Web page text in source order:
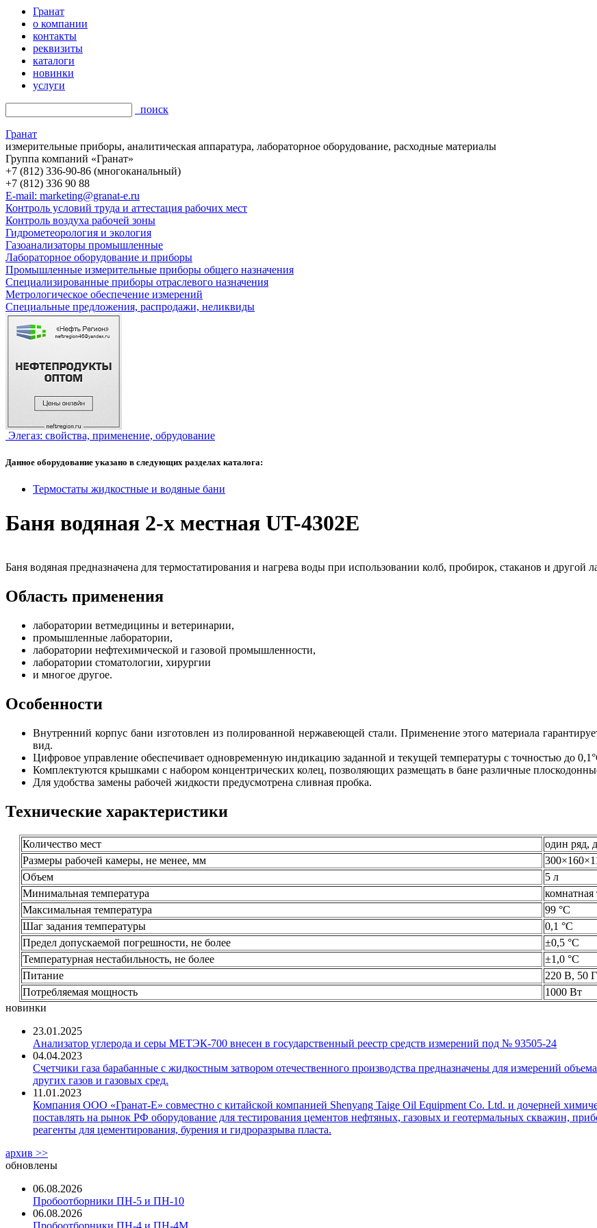
Гранат
о компании
контакты
реквизиты
каталоги
новинки
услуги
поиск
Гранат
измерительные приборы, аналитическая аппаратура, лабораторное оборудование, расходные материалы
Группа компаний «Гранат»
+7 (812) 336-90-86 (многоканальный)
+7 (812) 336 90 88
E-mail: marketing@granat-e.ru
Контроль условий труда и аттестация рабочих мест
Контроль воздуха рабочей зоны
Гидрометеорология и экология
Газоанализаторы промышленные
Лабораторное оборудование и приборы
Промышленные измерительные приборы общего назначения
Специализированные приборы отраслевого назначения
Метрологическое обеспечение измерений
Специальные предложения, распродажи, неликвиды
Элегаз: свойства, применение, обрудование
Данное оборудование указано в следующих разделах каталога:
Термостаты жидкостные и водяные бани
Баня водяная 2-х местная UT-4302E
Баня водяная предназначена для термостатирования и нагрева воды при использовании колб, пробирок, стаканов и другой
Область применения
лаборатории ветмедицины и ветеринарии,
промышленные лаборатории,
лаборатории нефтехимической и газовой промышленности,
лаборатории стоматологии, хирургии
и многое другое.
Особенности
Внутренний корпус бани изготовлен из полированной нержавеющей стали. Применение этого материала
вид.
Цифровое управление обеспечивает одновременную индикацию заданной и текущей температуры с точностью до
Комплектуются крышками с набором концентрических колец, позволяющих размещать в бане различные
Для удобства замены рабочей жидкости предусмотрена сливная пробка.
Технические характеристики
Количество мест
один ряд,
Размеры рабочей камеры, не менее, мм
Объем
5 л
Минимальная температура
комнатная
Максимальная температура
99 °С
Шаг задания температуры
0,1 °С
Предел допускаемой погрешности, не более
±0,5 °С
Температурная нестабильность, не более
±1,0 °С
Питание
220 В, 50
Потребляемая мощность
1000 Вт
новинки
23.01.2025
Анализатор углерода и серы МЕТЭК-700 внесен в государственный реестр средств измерений под № 93505-24
04.04.2023
Счетчики газа барабанные с жидкостным затвором отечественного производства предназначены для измерений
других газов и газовых сред.
11.01.2023
Компания ООО «Гранат-Е» совместно с китайской компанией Shenyang Taige Oil Equipment Co. Ltd. и дочерней
поставлять на рынок РФ оборудование для тестирования цементов нефтяных, газовых и геотермальных скважин,
реагенты для цементирования, бурения и гидроразрыва пласта.
архив >>
обновлены
06.08.2026
Пробоотборники ПН-5 и ПН-10
06.08.2026
Пробоотборники ПН-4 и ПН-4М